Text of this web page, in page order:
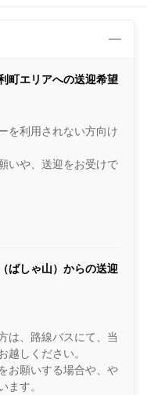
町エリアへの送迎希望
を利用されない方向け
いや、送迎をお受けで
ばしゃ山）からの送迎
は、路線バスにて、当
越しください。
お願いする場合や、や
ます。